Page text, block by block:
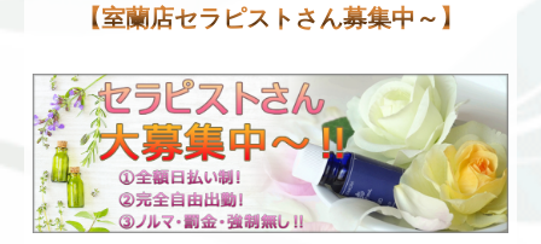
【室蘭店セラピストさん募集中～】